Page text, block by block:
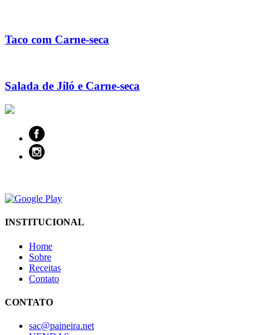
Taco com Carne-seca
Salada de Jiló e Carne-seca
INSTITUCIONAL
Home
Sobre
Receitas
Contato
CONTATO
sac@paineira.net